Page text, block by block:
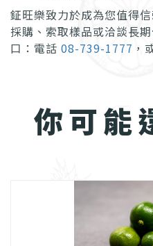
鉦旺樂致力於成為您值得
採購、索取樣品或洽談長
口：電話 08-739-1777 ，
你可能